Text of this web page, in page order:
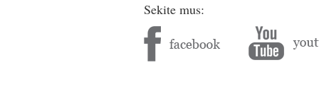
Sekite mus: